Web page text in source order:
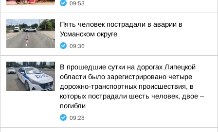
09:53
Пять человек пострадали в аварии в
Усманском округе
09:36
В прошедшие сутки на дорогах Липецкой
области было зарегистрировано четыре
дорожно-транспортных происшествия, в
которых пострадали шесть человек, двое –
погибли
09:28